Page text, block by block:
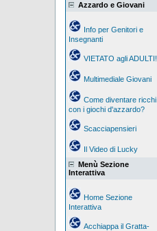
Azzardo e Giovani
Info per Genitori e
Insegnanti
VIETATO agli ADULTI!
Multimediale Giovani
Come diventare ricchi
con i giochi d'azzardo?
Scacciapensieri
Il Video di Lucky
Menù Sezione
Interattiva
Home Sezione
Interattiva
Acchiappa il Gratta-